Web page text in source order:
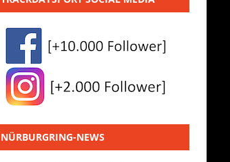
NÜRBURGRING-NEWS